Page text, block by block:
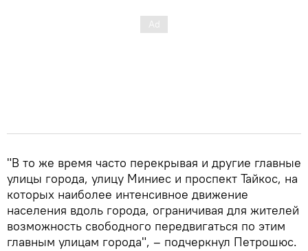
"В то же время часто перекрывая и другие главные
улицы города, улицу Миниес и проспект Тайкос, на
которых наиболее интенсивное движение
населения вдоль города, ограничивая для жителей
возможность свободного передвигаться по этим
главным улицам города", – подчеркнул Петрошюс.